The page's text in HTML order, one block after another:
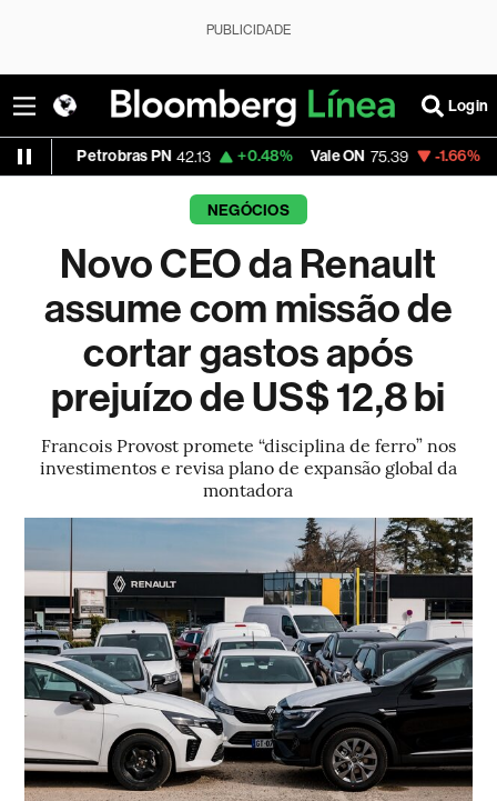
PUBLICIDADE
Login
PN 42.13 +0.48% Vale ON 75.39 -1.66% Itaú PN
NEGÓCIOS
Novo CEO da Renault
assume com missão de
cortar gastos após
prejuízo de US$ 12,8 bi
Francois Provost promete “disciplina de ferro” nos
investimentos e revisa plano de expansão global da
montadora